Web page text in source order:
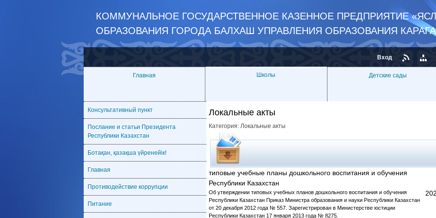
КОММУНАЛЬНОЕ ГОСУДАРСТВЕННОЕ КАЗЕННОЕ ПРЕДПРИЯТИЕ
ОБРАЗОВАНИЯ ГОРОДА БАЛХАШ УПРАВЛЕНИЯ ОБРАЗОВАНИЯ
Вход
Главная Школы Детские сады
Консультативный пункт
Послание и статьи Президента
Республики Казахстан
Ботақан, қазақша үйренейік!
Главная
Противодействие коррупции
Питание
Локальные акты
Категория: Локальные акты
типовые учебные планы дошкольного воспитания и обучения
Республики Казахстан
Об утверждении типовых учебных планов дошкольного воспитания и обучения
Республики Казахстан Приказ Министра образования и науки Республики Казахстан
от 20 декабря 2012 года № 557. Зарегистрирован в Министерстве юстиции
Республики Казахстан 17 января 2013 года № 8275.